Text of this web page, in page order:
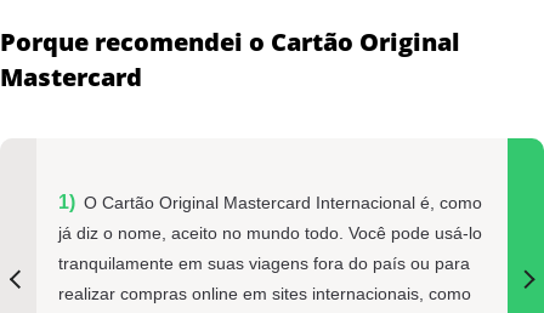
Porque recomendei o Cartão Original
Mastercard
O Cartão Original Mastercard Internacional é, como
já diz o nome, aceito no mundo todo. Você pode usá-lo
tranquilamente em suas viagens fora do país ou para
realizar compras online em sites internacionais, como